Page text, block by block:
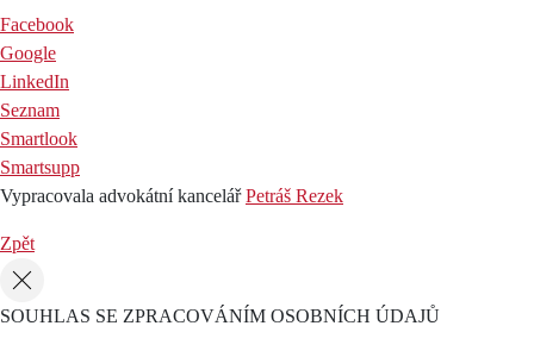
Facebook
Google
LinkedIn
Seznam
Smartlook
Smartsupp
Vypracovala advokátní kancelářPetráš Rezek
Zpět
SOUHLAS SE ZPRACOVÁNÍM OSOBNÍCH ÚDAJŮ